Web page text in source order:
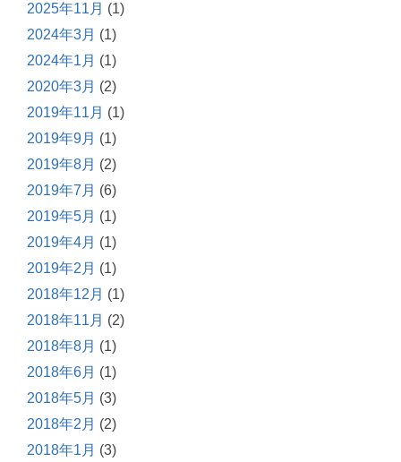
2025年11月 (1)
2024年3月 (1)
2024年1月 (1)
2020年3月 (2)
2019年11月 (1)
2019年9月 (1)
2019年8月 (2)
2019年7月 (6)
2019年5月 (1)
2019年4月 (1)
2019年2月 (1)
2018年12月 (1)
2018年11月 (2)
2018年8月 (1)
2018年6月 (1)
2018年5月 (3)
2018年2月 (2)
2018年1月 (3)